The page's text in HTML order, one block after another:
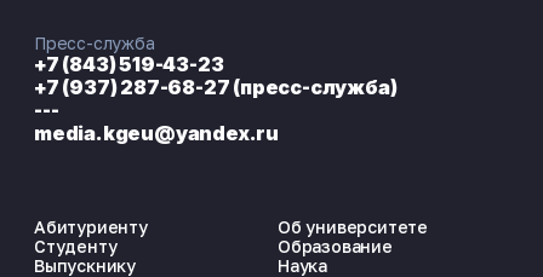
Абитуриенту
Студенту
Выпускнику
Об университете
Образование
Наука
Пресс-служба
+7 (843) 519-43-23
+7 (937) 287-68-27 (пресс-служба)
---
media.kgeu@yandex.ru